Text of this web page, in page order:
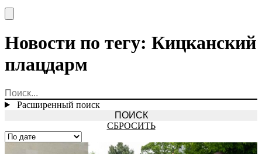
Новости по тегу: Кицканский
плацдарм
Расширенный поиск
СБРОСИТЬ